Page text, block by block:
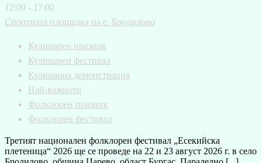
12:00 - 17:00
Спортната площадка на с. Бродилово
Кулинарен празник
Кулинарен фестивал
Кулинарна демонстрация
Най-важното
Фолклорен празник
Фолклорен фестивал
Третият национален фолклорен фестивал „Есекийска
плетеница“ 2026 ще се проведе на 22 и 23 август 2026 г. в село